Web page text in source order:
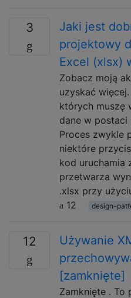
3
Jaki jest
projektowy
Excel (xlsx)
Zobacz moją
uzyskać
których muszę
dane w
Proces zwykle
niektóre
kod uruchamia
przetwarza
.xlsx przy
12
design-
12
Używanie
[zamknięte]
Zamknięte . To